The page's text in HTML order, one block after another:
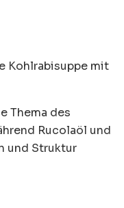
Kohlrabisuppe mit
Thema des
Rucolaöl und
und Struktur